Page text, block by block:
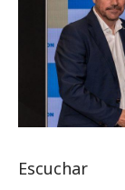
Escuchar